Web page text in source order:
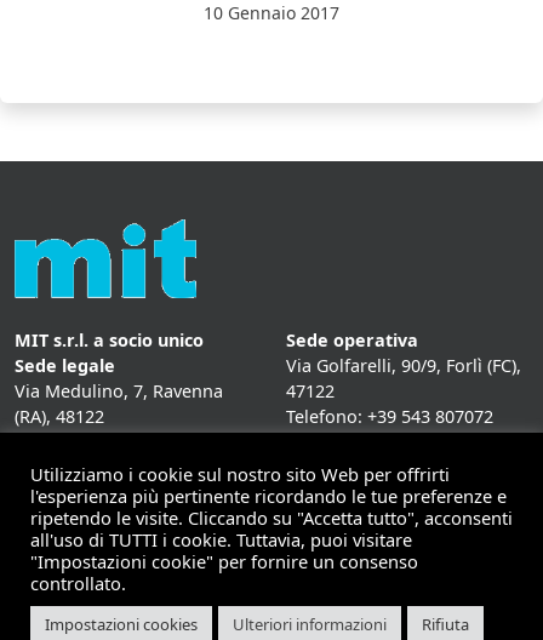
10 Gennaio 2017
MIT s.r.l. a socio unico
Sede legale
Via Medulino, 7, Ravenna
(RA), 48122
Sede operativa
Via Golfarelli, 90/9, Forlì (FC),
47122
Telefono: +39 543 807072
Mail: info@mitweb.it
INFORMATIVE
Privacy Policy
Cookie Policy
Utilizziamo i cookie sul nostro sito Web per offrirti
l'esperienza più pertinente ricordando le tue preferenze e
ripetendo le visite. Cliccando su "Accetta tutto", acconsenti
all'uso di TUTTI i cookie. Tuttavia, puoi visitare
"Impostazioni cookie" per fornire un consenso
controllato.
Impostazioni cookies Ulteriori informazioni Rifiuta